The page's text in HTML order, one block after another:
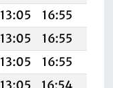
13:05 16:55
13:05 16:55
13:05 16:55